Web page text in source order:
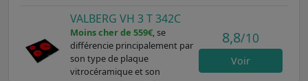
VALBERG VH 3 T 342C
Moins cher de 559€, se
différencie principalement par
son type de plaque
vitrocéramique et son
8,8/10
Voir